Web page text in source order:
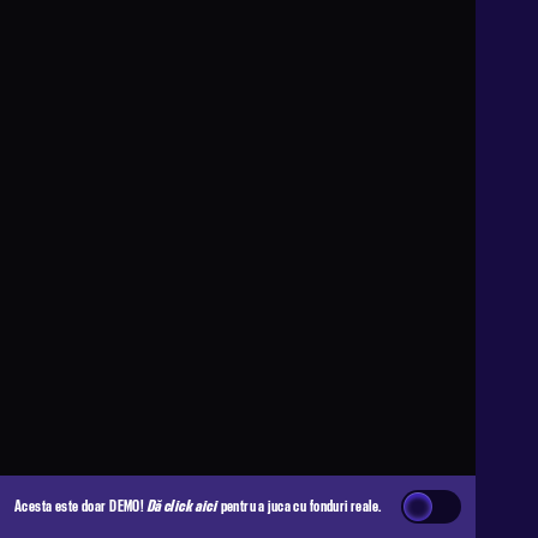
Acesta este doar DEMO!Dă click aicipentru a juca cu fonduri reale.